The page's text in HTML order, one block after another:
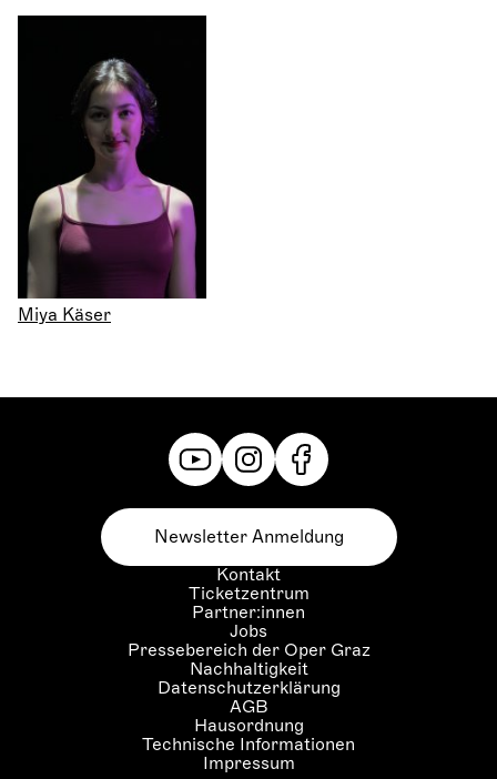
Miya Käser
Kontakt
Ticketzentrum
Partner:innen
Jobs
Pressebereich der Oper Graz
Nachhaltigkeit
Datenschutzerklärung
AGB
Hausordnung
Technische Informationen
Impressum
Newsletter Anmeldung